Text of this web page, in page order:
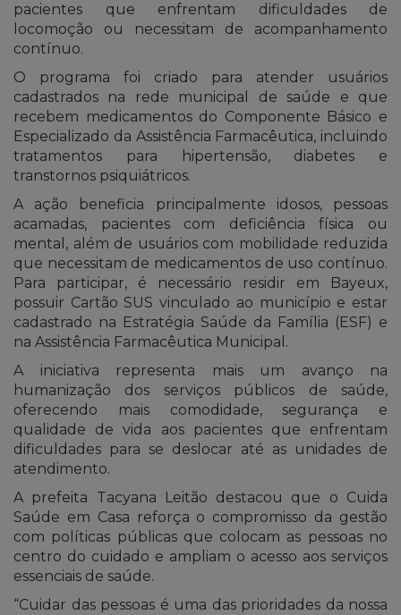
pacientes que enfrentam dificuldades de
locomoção ou necessitam de acompanhamento
contínuo.
O programa foi criado para atender usuários
cadastrados na rede municipal de saúde e que
recebem medicamentos do Componente Básico e
Especializado da Assistência Farmacêutica, incluindo
tratamentos para hipertensão, diabetes e
transtornos psiquiátricos.
A ação beneficia principalmente idosos, pessoas
acamadas, pacientes com deficiência física ou
mental, além de usuários com mobilidade reduzida
que necessitam de medicamentos de uso contínuo.
Para participar, é necessário residir em Bayeux,
possuir Cartão SUS vinculado ao município e estar
cadastrado na Estratégia Saúde da Família (ESF) e
na Assistência Farmacêutica Municipal.
A iniciativa representa mais um avanço na
humanização dos serviços públicos de saúde,
oferecendo mais comodidade, segurança e
qualidade de vida aos pacientes que enfrentam
dificuldades para se deslocar até as unidades de
atendimento.
A prefeita Tacyana Leitão destacou que o Cuida
Saúde em Casa reforça o compromisso da gestão
com políticas públicas que colocam as pessoas no
centro do cuidado e ampliam o acesso aos serviços
essenciais de saúde.
“Cuidar das pessoas é uma das prioridades da nossa